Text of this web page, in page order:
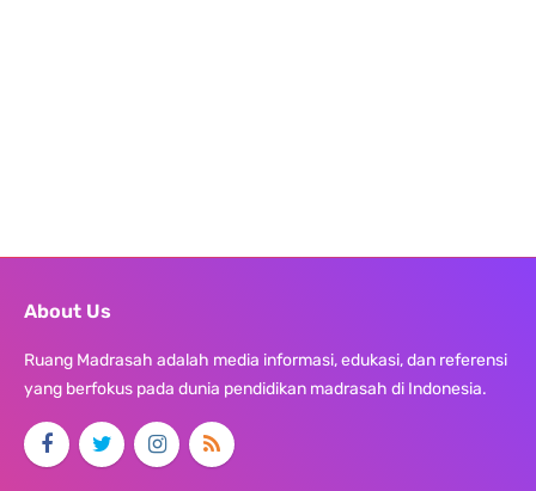
About Us
Ruang Madrasah adalah media informasi, edukasi, dan referensi
yang berfokus pada dunia pendidikan madrasah di Indonesia.